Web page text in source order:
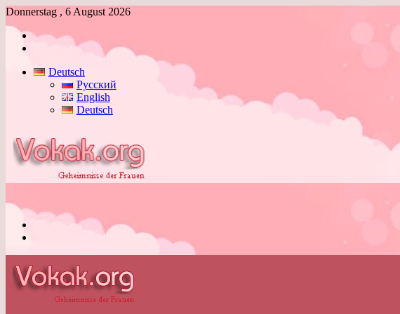
Donnerstag , 6 August 2026
Anmelden
Deutsch
Русский
English
Deutsch